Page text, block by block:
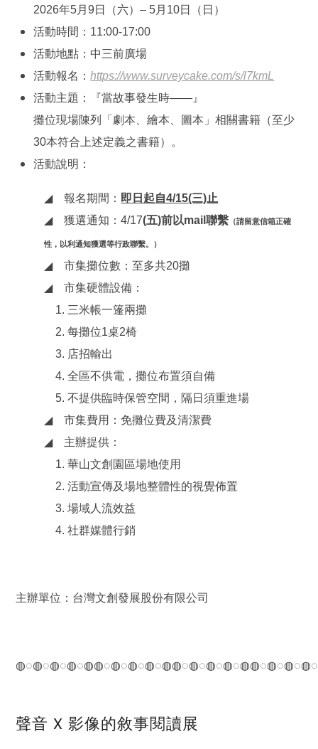
2026年5月9日（六）– 5月10日（日）
活動時間：11:00-17:00
活動地點：中三前廣場
活動報名：https://www.surveycake.com/s/l7kmL
活動主題：『當故事發生時——』
攤位現場陳列「劇本、繪本、圖本」相關書籍（至少
30本符合上述定義之書籍）。
活動說明：
◢報名期間： 即日起自4/15(三)止
◢獲選通知：4/17(五)前以mail聯繫 （請留意信箱正確
性，以利通知獲選等行政聯繫。）
◢市集攤位數：至多共20攤
◢
市集硬體設備：
1. 三米帳一篷兩攤
2. 每攤位1桌2椅
3. 店招輸出
4. 全區不供電，攤位布置須自備
5. 不提供臨時保管空間，隔日須重進場
◢市集費用：免攤位費及清潔費
◢主辦提供：
1. 華山文創園區場地使用
2. 活動宣傳及場地整體性的視覺佈置
3. 場域人流效益
4.社群媒體行銷
主辦單位：台灣文創發展股份有限公司
聲音 X 影像的敘事閱讀展